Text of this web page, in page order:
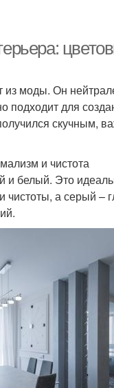
из моды. Он
для
скучным,
и чистота
белый. Это
а серый –